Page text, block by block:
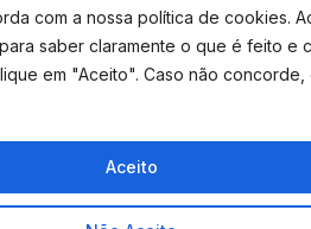
com a nossa política de cookies.
para saber claramente o que é feito e
em "Aceito". Caso não concorde,
Aceito